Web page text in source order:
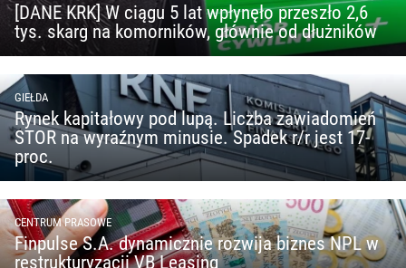
[DANE KRK] W ciągu 5 lat wpłynęło przeszło 2,6
tys. skarg na komorników, głównie od dłużników
GIEŁDA
Rynek kapitałowy pod lupą. Liczba zawiadomień
STOR na wyraźnym minusie. Spadek r/r jest 17-
proc.
CENTRUM PRASOWE
Finpulse S.A. dynamicznie rozwija biznes NPL w
restrukturyzacji VB Leasing